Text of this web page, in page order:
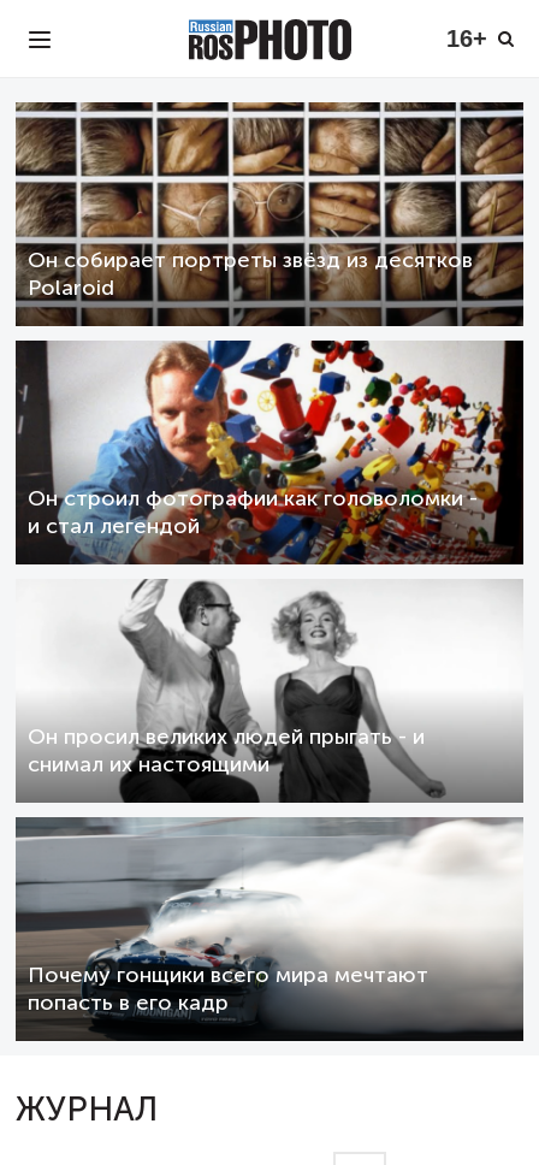
16+
Он собирает портреты звёзд из десятков
Polaroid
Он строил фотографии как головоломки -
и стал легендой
Он просил великих людей прыгать - и
снимал их настоящими
Почему гонщики всего мира мечтают
попасть в его кадр
ЖУРНАЛ